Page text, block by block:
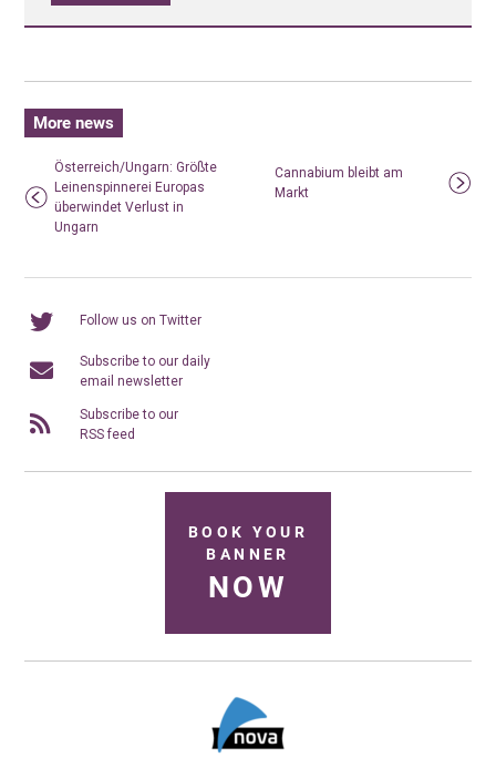
More news
Österreich/Ungarn: Größte
Leinenspinnerei Europas
überwindet Verlust in
Ungarn
Cannabium bleibt am
Markt
Follow us on Twitter
Subscribe to our daily
email newsletter
Subscribe to our
RSS feed
BOOK YOUR
BANNER
NOW